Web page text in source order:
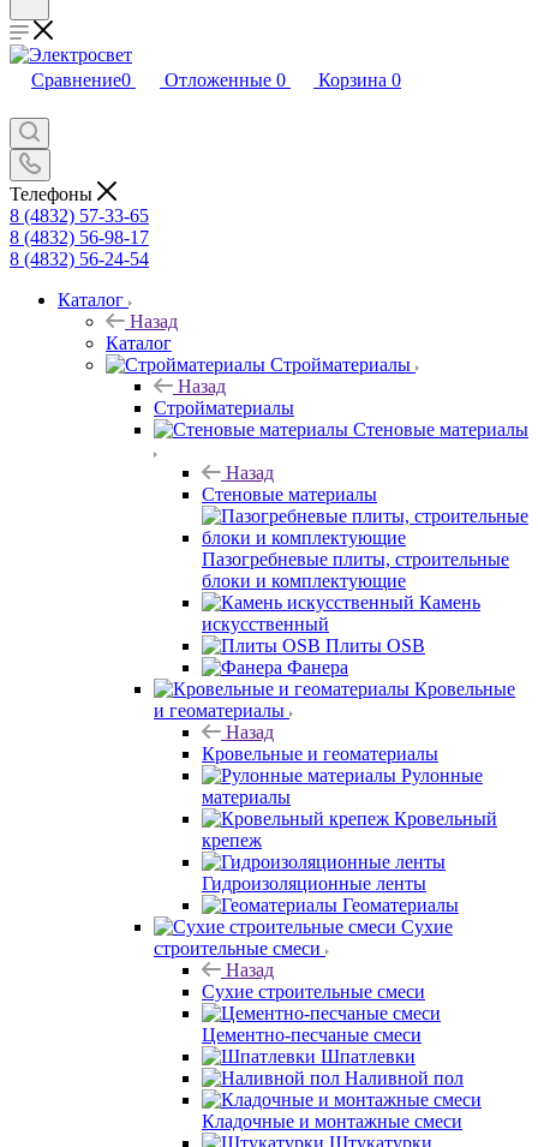
Сравнение0 Отложенные 0 Корзина 0
Телефоны
8 (4832) 57-33-65
8 (4832) 56-98-17
8 (4832) 56-24-54
Каталог
Назад
Каталог
Стройматериалы
Назад
Стройматериалы
Стеновые материалы
Назад
Стеновые материалы
Пазогребневые плиты, строительные
блоки и комплектующие
Камень
искусственный
Плиты OSB
Фанера
Кровельные
и геоматериалы
Назад
Кровельные и геоматериалы
Рулонные
материалы
Кровельный
крепеж
Гидроизоляционные ленты
Геоматериалы
Сухие
строительные смеси
Назад
Сухие строительные смеси
Цементно-песчаные смеси
Шпатлевки
Наливной пол
Кладочные и монтажные смеси
Штукатурки